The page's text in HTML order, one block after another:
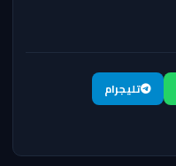
تليجرام